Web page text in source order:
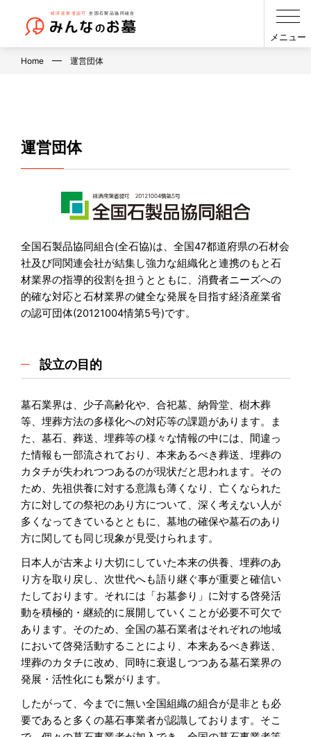
メニュー
Home 運営団体
運営団体
全国石製品協同組合(全石協)は、全国47都道府県の石材会
社及び同関連会社が結集し強力な組織化と連携のもと石
材業界の指導的役割を担うとともに、消費者ニーズへの
的確な対応と石材業界の健全な発展を目指す経済産業省
の認可団体(20121004情第5号)です。
設立の目的
墓石業界は、少子高齢化や、合祀墓、納骨堂、樹木葬
等、埋葬方法の多様化への対応等の課題があります。ま
た、墓石、葬送、埋葬等の様々な情報の中には、間違っ
た情報も一部流されており、本来あるべき葬送、埋葬の
カタチが失われつつあるのが現状だと思われます。その
ため、先祖供養に対する意識も薄くなり、亡くなられた
方に対しての祭祀のあり方について、深く考えない人が
多くなってきているとともに、墓地の確保や墓石のあり
方に関しても同じ現象が見受けられます。
日本人が古来より大切にしていた本来の供養、埋葬のあ
り方を取り戻し、次世代へも語り継ぐ事が重要と確信い
たしております。それには「お墓参り」に対する啓発活
動を積極的・継続的に展開していくことが必要不可欠で
あります。そのため、全国の墓石業者はそれぞれの地域
において啓発活動することにより、本来あるべき葬送、
埋葬のカタチに改め、同時に衰退しつつある墓石業界の
発展・活性化にも繋がります。
したがって、今までに無い全国組織の組合が是非とも必
要であると多くの墓石事業者が認識しております。そこ